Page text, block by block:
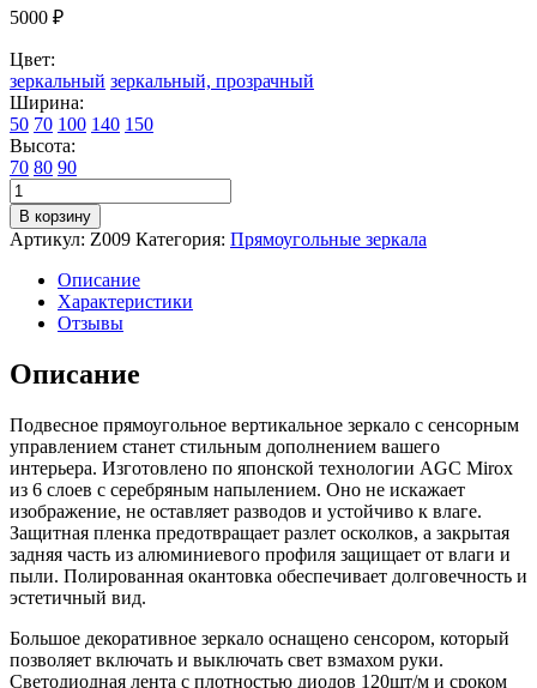
5000 ₽
Цвет:
зеркальный зеркальный, прозрачный
Ширина:
50 70 100 140 150
Высота:
70 80 90
Количество
товара
Зеркало
настенное
ванной
КерамаМане
см
со
сенсорной
холодной
подсветкой
6000
К
В корзину
Артикул: Z009 Категория: Прямоугольные зеркала
Описание
Характеристики
Отзывы
Описание
Подвесное прямоугольное вертикальное зеркало с сенсорным
управлением станет стильным дополнением вашего
интерьера. Изготовлено по японской технологии AGC Mirox
из 6 слоев с серебряным напылением. Оно не искажает
изображение, не оставляет разводов и устойчиво к влаге.
Защитная пленка предотвращает разлет осколков, а закрытая
задняя часть из алюминиевого профиля защищает от влаги и
пыли. Полированная окантовка обеспечивает долговечность и
эстетичный вид.
Большое декоративное зеркало оснащено сенсором, который
позволяет включать и выключать свет взмахом руки.
Светодиодная лента с плотностью диодов 120шт/м и сроком